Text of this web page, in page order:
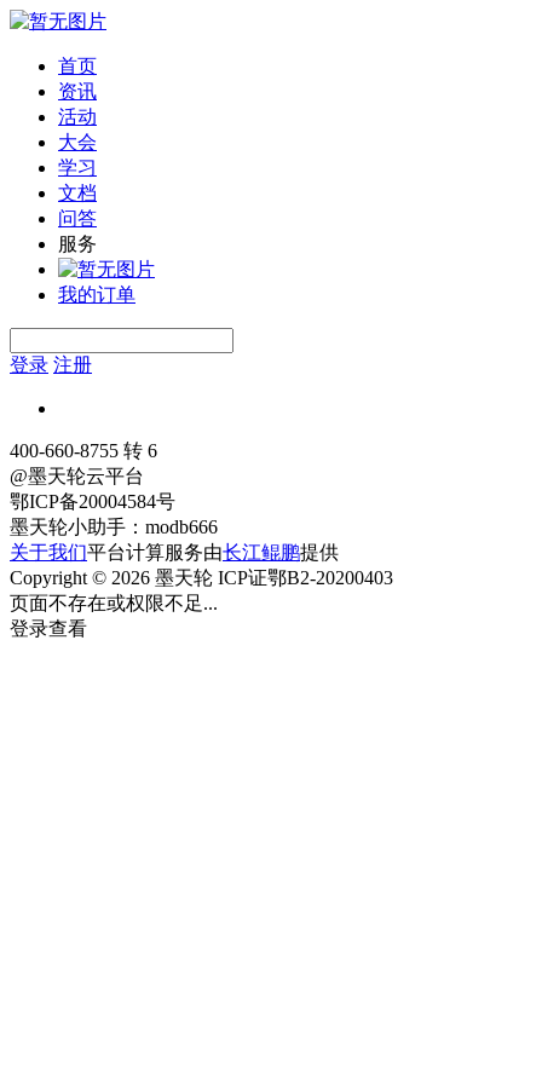
首页
资讯
活动
大会
学习
文档
问答
服务
我的订单
登录 注册
400-660-8755 转 6
@墨天轮云平台
鄂ICP备20004584号
墨天轮小助手：modb666
关于我们平台计算服务由长江鲲鹏提供
Copyright © 2026 墨天轮 ICP证鄂B2-20200403
页面不存在或权限不足...
登录查看